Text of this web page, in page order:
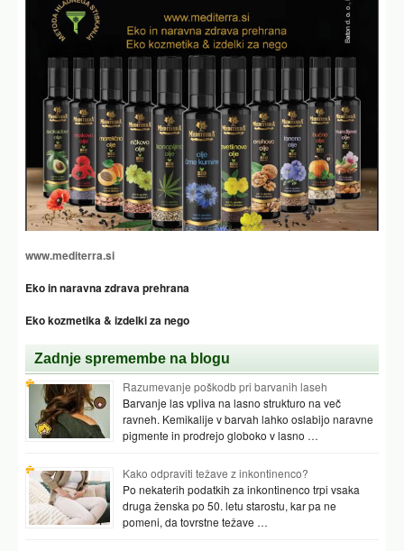
www.mediterra.si
Eko in naravna zdrava prehrana
Eko kozmetika & izdelki za nego
Zadnje spremembe na blogu
Razumevanje poškodb pri barvanih laseh
Barvanje las vpliva na lasno strukturo na več
ravneh. Kemikalije v barvah lahko oslabijo naravne
pigmente in prodrejo globoko v lasno …
Kako odpraviti težave z inkontinenco?
Po nekaterih podatkih za inkontinenco trpi vsaka
druga ženska po 50. letu starostu, kar pa ne
pomeni, da tovrstne težave …